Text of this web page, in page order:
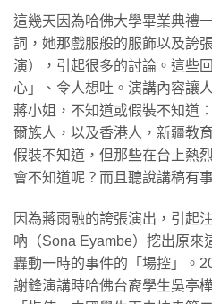
這幾天因為哈佛大學畢業典禮
詞，她那戲服般的服飾以及誇
演），引起很多的討論。這些
心」、令人想吐。演講內容讓
蔣小姐，不知道或假裝不知道
爾族人，以及香港人，新疆教
假裝不知道，但那些在台上熱
會不知道呢？而且聽說講稿有
因為蔣雨融的誇張演出，引起
吶（Sona Eyambe）挖出原來
轟動一時的事件的「場控」。
謝鋒演講時哈佛台裔學生吳亭